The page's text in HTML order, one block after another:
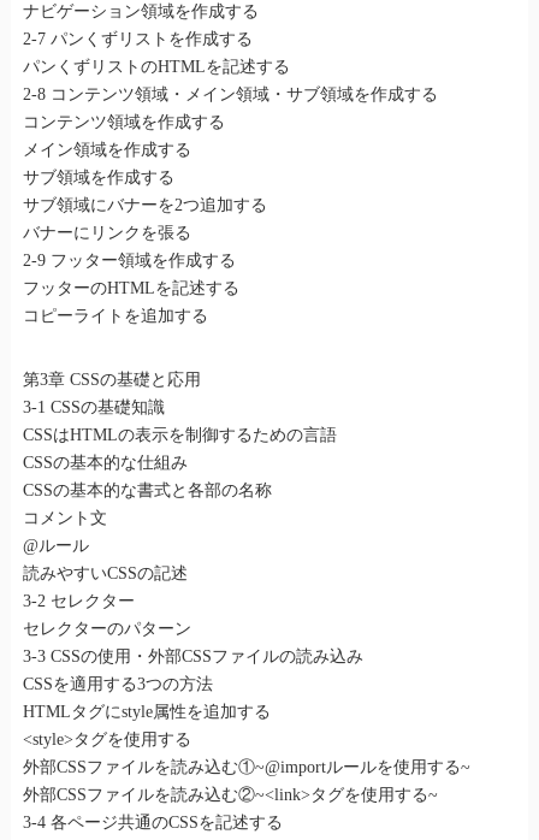
ナビゲーション領域を作成する
2-7 パンくずリストを作成する
パンくずリストのHTMLを記述する
2-8 コンテンツ領域・メイン領域・サブ領域を作成する
コンテンツ領域を作成する
メイン領域を作成する
サブ領域を作成する
サブ領域にバナーを2つ追加する
バナーにリンクを張る
2-9 フッター領域を作成する
フッターのHTMLを記述する
コピーライトを追加する
第3章 CSSの基礎と応用
3-1 CSSの基礎知識
CSSはHTMLの表示を制御するための言語
CSSの基本的な仕組み
CSSの基本的な書式と各部の名称
コメント文
@ルール
読みやすいCSSの記述
3-2 セレクター
セレクターのパターン
3-3 CSSの使用・外部CSSファイルの読み込み
CSSを適用する3つの方法
HTMLタグにstyle属性を追加する
<style>タグを使用する
外部CSSファイルを読み込む①~@importルールを使用する~
外部CSSファイルを読み込む②~<link>タグを使用する~
3-4 各ページ共通のCSSを記述する